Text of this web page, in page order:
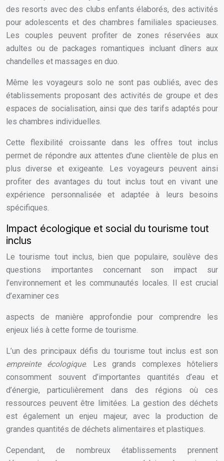
des resorts avec des clubs enfants élaborés, des activités
pour adolescents et des chambres familiales spacieuses.
Les couples peuvent profiter de zones réservées aux
adultes ou de packages romantiques incluant dîners aux
chandelles et massages en duo.
Même les voyageurs solo ne sont pas oubliés, avec des
établissements proposant des activités de groupe et des
espaces de socialisation, ainsi que des tarifs adaptés pour
les chambres individuelles.
Cette flexibilité croissante dans les offres tout inclus
permet de répondre aux attentes d’une clientèle de plus en
plus diverse et exigeante. Les voyageurs peuvent ainsi
profiter des avantages du tout inclus tout en vivant une
expérience personnalisée et adaptée à leurs besoins
spécifiques.
Impact écologique et social du tourisme tout
inclus
Le tourisme tout inclus, bien que populaire, soulève des
questions importantes concernant son impact sur
l’environnement et les communautés locales. Il est crucial
d’examiner ces
aspects de manière approfondie pour comprendre les
enjeux liés à cette forme de tourisme.
L’un des principaux défis du tourisme tout inclus est son
empreinte écologique. Les grands complexes hôteliers
consomment souvent d’importantes quantités d’eau et
d’énergie, particulièrement dans des régions où ces
ressources peuvent être limitées. La gestion des déchets
est également un enjeu majeur, avec la production de
grandes quantités de déchets alimentaires et plastiques.
Cependant, de nombreux établissements prennent